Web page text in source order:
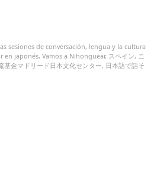
sesiones de conversación, lengua y la cultura
en japonés,Vamos a Nihonguear, スペイン, ニ
基金マドリード日本文化センター, 日本語で話そ